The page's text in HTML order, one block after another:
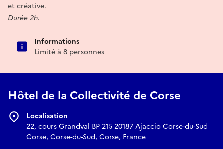
et créative.
Durée 2h.
Informations
Limité à 8 personnes
Hôtel de la Collectivité de Corse
Localisation
22, cours Grandval BP 215 20187 Ajaccio Corse-du-Sud
Corse, Corse-du-Sud, Corse, France